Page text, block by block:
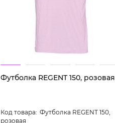
Футболка REGENT 150, розовая
Футболка REGENT 150,
розовая